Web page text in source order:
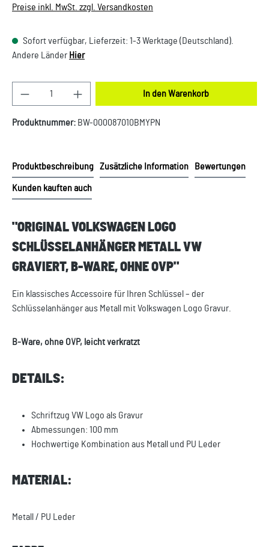
Preise inkl. MwSt. zzgl. Versandkosten
Sofort verfügbar, Lieferzeit: 1-3 Werktage (Deutschland).
Andere Länder Hier
Produkt Anzahl: Gib den gewünschten Wert ein
In den Warenkorb
Produktnummer: BW-000087010BMYPN
Produktbeschreibung Zusätzliche Information Bewertungen
Kunden kauften auch
"ORIGINAL VOLKSWAGEN LOGO
SCHLÜSSELANHÄNGER METALL VW
GRAVIERT, B-WARE, OHNE OVP"
Ein klassisches Accessoire für Ihren Schlüssel – der
Schlüsselanhänger aus Metall mit Volkswagen Logo Gravur.
B-Ware, ohne OVP, leicht verkratzt
DETAILS:
Schriftzug VW Logo als Gravur
Abmessungen: 100 mm
Hochwertige Kombination aus Metall und PU Leder
MATERIAL:
Metall / PU Leder